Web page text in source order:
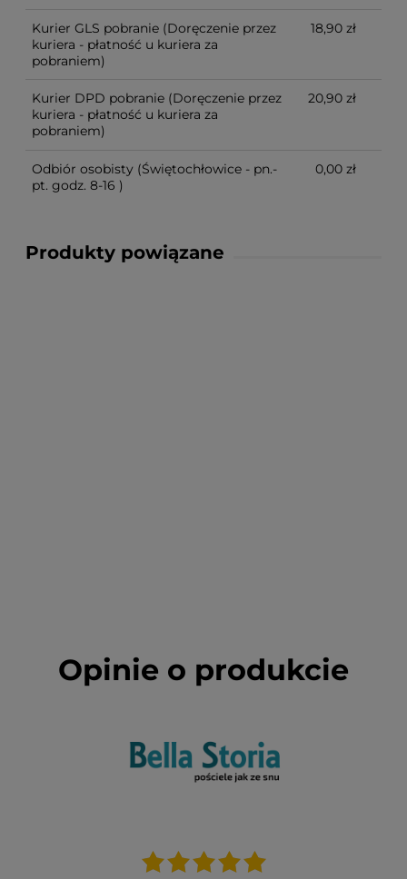
Kurier GLS pobranie (Doręczenie przez
kuriera - płatność u kuriera za
pobraniem)
18,90 zł
Kurier DPD pobranie (Doręczenie przez
kuriera - płatność u kuriera za
pobraniem)
20,90 zł
Odbiór osobisty (Świętochłowice - pn.-
pt. godz. 8-16 )
0,00 zł
Produkty powiązane
Opinie o produkcie